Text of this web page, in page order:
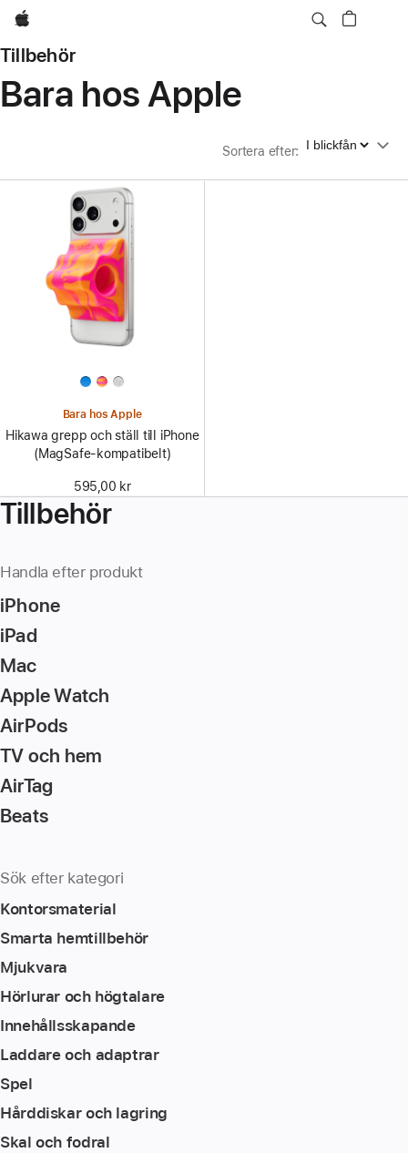
Apple
Tillbehör
Bara hos Apple
Sortera efter: Sortera efter
Bara hos Apple
Hikawa grepp och ställ till iPhone
(MagSafe-kompatibelt)
595,00 kr
Tillbehör
Handla efter produkt
iPhone
iPad
Mac
Apple Watch
AirPods
TV och hem
AirTag
Beats
Sök efter kategori
Kontorsmaterial
Smarta hemtillbehör
Mjukvara
Hörlurar och högtalare
Innehållsskapande
Laddare och adaptrar
Spel
Hårddiskar och lagring
Skal och fodral